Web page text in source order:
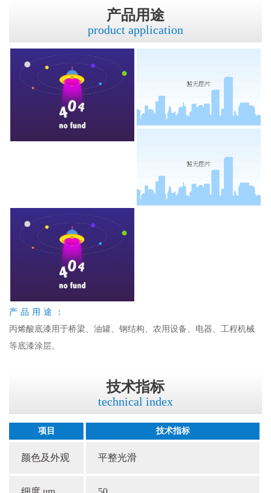
产品用途
product application
产品用途：
丙烯酸底漆用于桥梁、油罐、钢结构、农用设备、电器、工程机械
等底漆涂层。
技术指标
technical index
项目 技术指标
颜色及外观 平整光滑